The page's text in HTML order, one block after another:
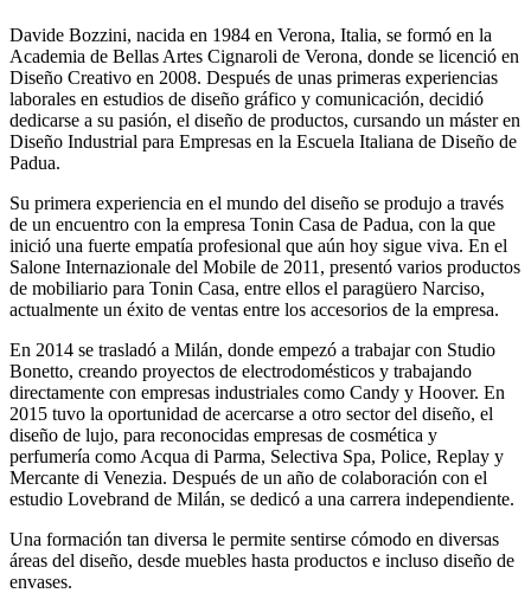
Davide Bozzini, nacida en 1984 en Verona, Italia, se formó en la
Academia de Bellas Artes Cignaroli de Verona, donde se licenció en
Diseño Creativo en 2008. Después de unas primeras experiencias
laborales en estudios de diseño gráfico y comunicación, decidió
dedicarse a su pasión, el diseño de productos, cursando un máster en
Diseño Industrial para Empresas en la Escuela Italiana de Diseño de
Padua.
Su primera experiencia en el mundo del diseño se produjo a través
de un encuentro con la empresa Tonin Casa de Padua, con la que
inició una fuerte empatía profesional que aún hoy sigue viva. En el
Salone Internazionale del Mobile de 2011, presentó varios productos
de mobiliario para Tonin Casa, entre ellos el paragüero Narciso,
actualmente un éxito de ventas entre los accesorios de la empresa.
En 2014 se trasladó a Milán, donde empezó a trabajar con Studio
Bonetto, creando proyectos de electrodomésticos y trabajando
directamente con empresas industriales como Candy y Hoover. En
2015 tuvo la oportunidad de acercarse a otro sector del diseño, el
diseño de lujo, para reconocidas empresas de cosmética y
perfumería como Acqua di Parma, Selectiva Spa, Police, Replay y
Mercante di Venezia. Después de un año de colaboración con el
estudio Lovebrand de Milán, se dedicó a una carrera independiente.
Una formación tan diversa le permite sentirse cómodo en diversas
áreas del diseño, desde muebles hasta productos e incluso diseño de
envases.